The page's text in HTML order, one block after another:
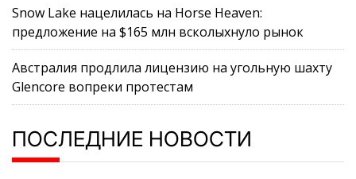
Snow Lake нацелилась на Horse Heaven:
предложение на $165 млн всколыхнуло рынок
Австралия продлила лицензию на угольную шахту
Glencore вопреки протестам
ПОСЛЕДНИЕ НОВОСТИ